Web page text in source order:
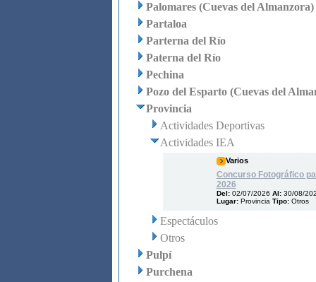
Palomares (Cuevas del Almanzora)
Partaloa
Parterna del Río
Paterna del Río
Pechina
Pozo del Esparto (Cuevas del
Provincia
Actividades Deportivas
Actividades IEA
Varios
Concurso Fotográfico
2026
Del: 02/07/2026 Al: 30/08/
Lugar: Provincia Tipo: Otros
Espectáculos
Otros
Pulpí
Purchena